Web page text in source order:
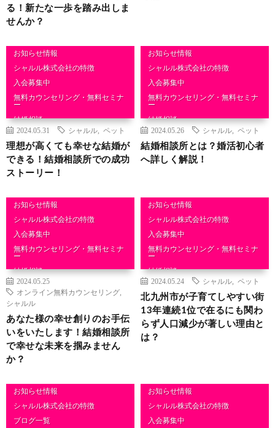
る！新たな一歩を踏み出しま
せんか？
お知らせ情報
シャルル株式会社の特徴
入会募集中
無料カウンセリング・無料セミナ
ー
結婚相談
2024.05.31 シャルル ペット
理想が高くても幸せな結婚が
できる！結婚相談所での成功
ストーリー！
お知らせ情報
シャルル株式会社の特徴
入会募集中
無料カウンセリング・無料セミナ
ー
結婚相談
2024.05.26 シャルル ペット
結婚相談所とは？婚活初心者
へ詳しく解説！
お知らせ情報
シャルル株式会社の特徴
入会募集中
無料カウンセリング・無料セミナ
ー
結婚相談
2024.05.25
オンライン無料カウンセリング
シャルル
あなた様の幸せ創りのお手伝
いをいたします！結婚相談所
で幸せな未来を掴みません
か？
お知らせ情報
シャルル株式会社の特徴
入会募集中
無料カウンセリング・無料セミナ
ー
結婚相談
2024.05.24 シャルル ペット
北九州市が子育てしやすい街
13年連続1位で在るにも関わ
らず人口減少が著しい理由と
は？
お知らせ情報
シャルル株式会社の特徴
ブログ一覧
お知らせ情報
シャルル株式会社の特徴
入会募集中